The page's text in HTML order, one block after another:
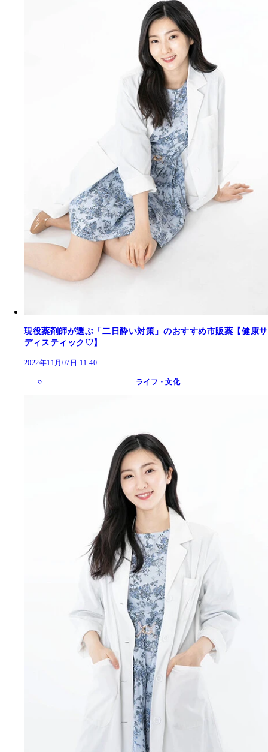
現役薬剤師が選ぶ「二日酔い対策」のおすすめ市販薬【健康サ
ディスティック♡】
2022年11月07日 11:40
ライフ・文化